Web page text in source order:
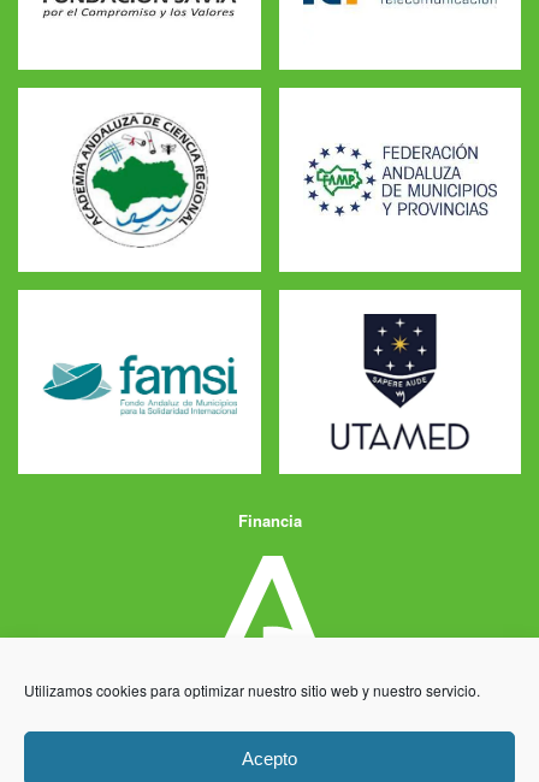
Utilizamos cookies para optimizar nuestro sitio web y nuestro servicio.
Acepto
Financia